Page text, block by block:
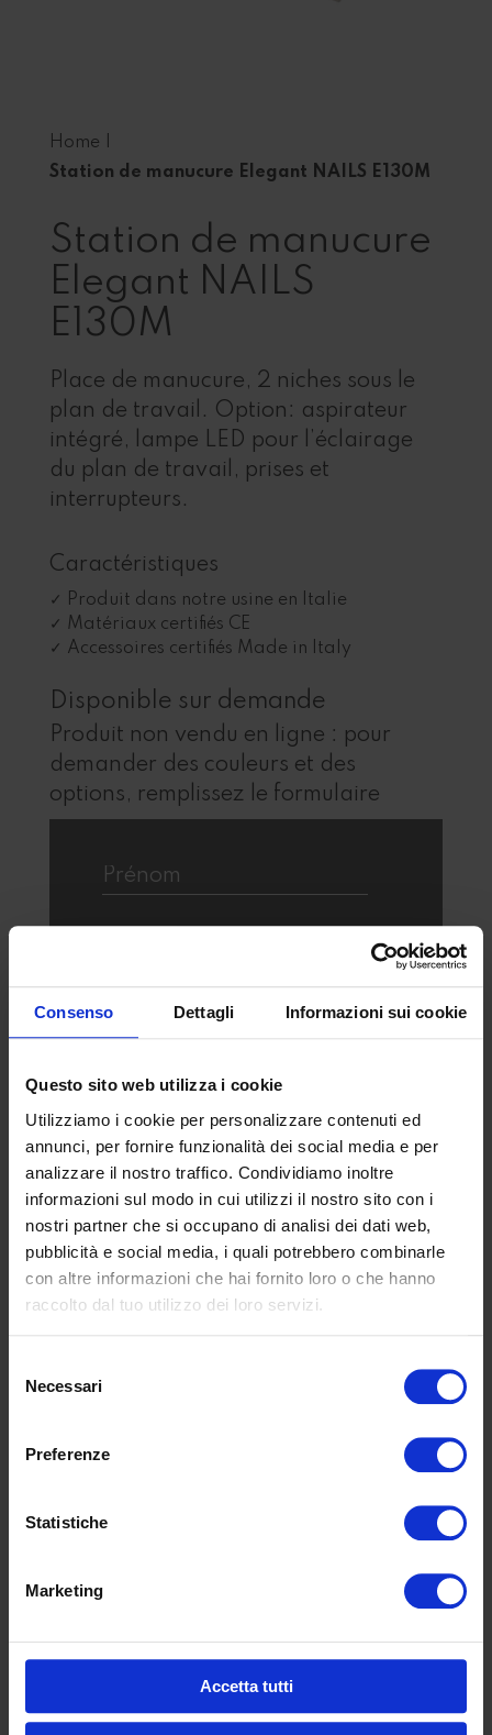
Consenso Dettagli Informazioni sui cookie
Questo sito web utilizza i cookie
Utilizziamo i cookie per personalizzare contenuti ed
annunci, per fornire funzionalità dei social media e per
analizzare il nostro traffico. Condividiamo inoltre
informazioni sul modo in cui utilizzi il nostro sito con i
nostri partner che si occupano di analisi dei dati web,
pubblicità e social media, i quali potrebbero combinarle
con altre informazioni che hai fornito loro o che hanno
raccolto dal tuo utilizzo dei loro servizi.
delNecessari
Preferenze
Statistiche
Marketing
Accetta tutti
Home
Station de manucure Elegant NAILS E130M
Station de manucure
Elegant NAILS
E130M
Place de manucure, 2 niches sous le
plan de travail. Option: aspirateur
intégré, lampe LED pour l’éclairage
du plan de travail, prises et
interrupteurs.
Caractéristiques
Produit dans notre usine en Italie
Matériaux certifiés CE
Accessoires certifiés Made in Italy
Disponible sur demande
Produit non vendu en ligne : pour
demander des couleurs et des
options, remplissez le formulaire
J'accepte la
Politique de confidentialité
UGS :
Informations complémentaires
Dimensioni
prof. 50, alt. 110 cm
E130HD: largh. 220,